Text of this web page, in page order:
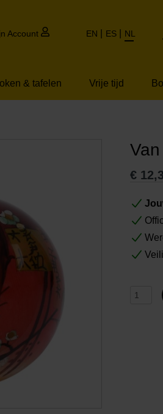
Account EN ES NL
& tafelen Vrije tijd
€